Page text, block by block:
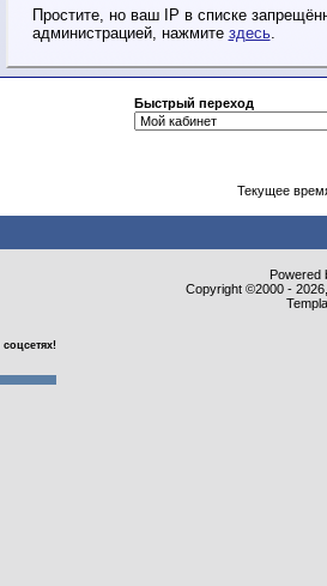
Простите, но ваш IP в списке
администрацией, нажмите здесь.
Быстрый переход
Текущее
Powered
Copyright ©2000 -